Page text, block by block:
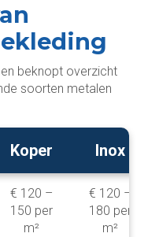
beknopt overzicht
soorten metalen
Koper Inox
€ 120 –
150 per
m²
€ 120 –
180 per
m²